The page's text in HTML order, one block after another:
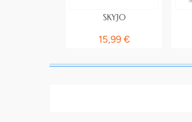
SKYJO
15,99 €